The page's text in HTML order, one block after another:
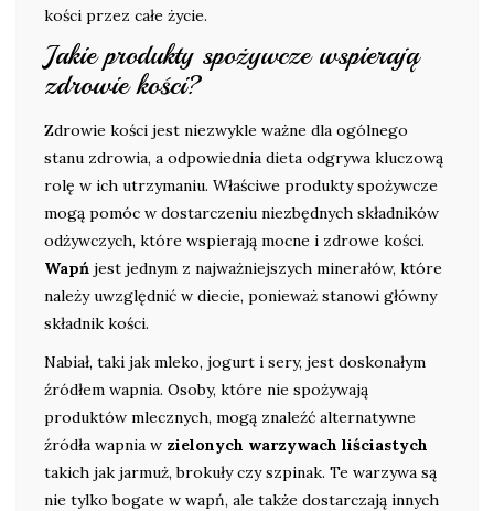
kości przez całe życie.
Jakie produkty spożywcze wspierają
zdrowie kości?
Zdrowie kości jest niezwykle ważne dla ogólnego
stanu zdrowia, a odpowiednia dieta odgrywa kluczową
rolę w ich utrzymaniu. Właściwe produkty spożywcze
mogą pomóc w dostarczeniu niezbędnych składników
odżywczych, które wspierają mocne i zdrowe kości.
Wapń jest jednym z najważniejszych minerałów, które
należy uwzględnić w diecie, ponieważ stanowi główny
składnik kości.
Nabiał, taki jak mleko, jogurt i sery, jest doskonałym
źródłem wapnia. Osoby, które nie spożywają
produktów mlecznych, mogą znaleźć alternatywne
źródła wapnia w zielonych warzywach liściastych
takich jak jarmuż, brokuły czy szpinak. Te warzywa są
nie tylko bogate w wapń, ale także dostarczają innych